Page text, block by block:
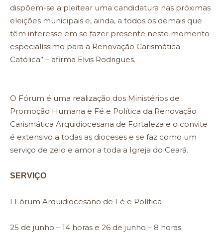
dispõem-se a pleitear uma candidatura nas próximas
eleições municipais e, ainda, a todos os demais que
têm interesse em se fazer presente neste momento
especialíssimo para a Renovação Carismática
Católica” – afirma Elvis Rodrigues.
O Fórum é uma realização dos Ministérios de
Promoção Humana e Fé e Política da Renovação
Carismática Arquidiocesana de Fortaleza e o convite
é extensivo a todas as dioceses e se faz como um
serviço de zelo e amor a toda a Igreja do Ceará.
SERVIÇO
I Fórum Arquidiocesano de Fé e Política
25 de junho – 14 horas e 26 de junho – 8 horas.